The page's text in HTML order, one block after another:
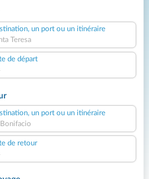
un port ou un itinéraire
de départ
un port ou un itinéraire
de retour